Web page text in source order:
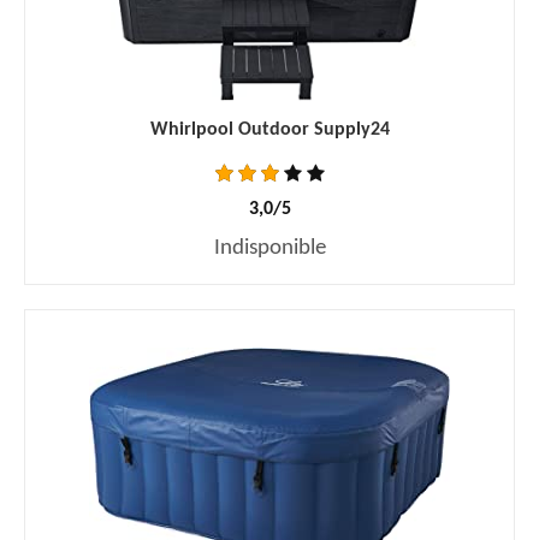
Whirlpool Outdoor Supply24
3,0/5
Indisponible